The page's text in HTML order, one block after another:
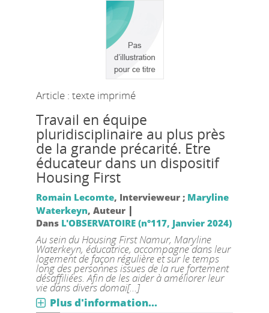
Article : texte imprimé
Travail en équipe
pluridisciplinaire au plus près
de la grande précarité. Etre
éducateur dans un dispositif
Housing First
Romain Lecomte, Intervieweur ; Maryline
Waterkeyn, Auteur |
Dans L'OBSERVATOIRE (n°117, Janvier 2024)
Au sein du Housing First Namur, Maryline
Waterkeyn, éducatrice, accompagne dans leur
logement de façon régulière et sur le temps
long des personnes issues de la rue fortement
désaffiliées. Afin de les aider à améliorer leur
vie dans divers domai[...]
Plus d'information...